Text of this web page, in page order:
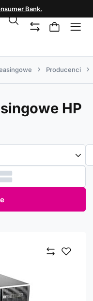
Bank.
Producenci
HP